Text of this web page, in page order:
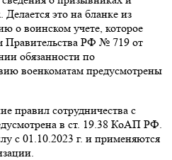
это на бланке из
воинском учете, которое
Правительства РФ № 719 от
обязанности по
военкоматам предусмотрены
правил сотрудничества с
в ст. 19.38 КоАП РФ.
с 01.10.2023 г. и применяются